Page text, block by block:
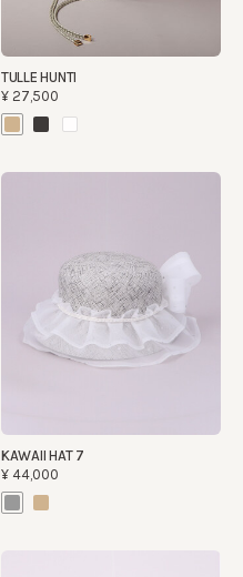
TULLE HUNTI
¥27,500
KAWAII HAT 7
¥44,000